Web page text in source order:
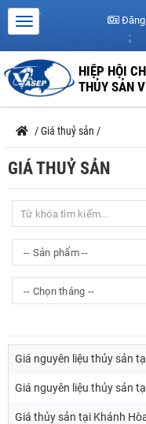
Đăng
HIỆP HỘI
THỦY SẢN
/Giá thuỷ sản /
GIÁ THUỶ SẢN
Giá nguyên liệu thủy sản
Giá nguyên liệu thủy sản
Giá thủy sản tại Khánh